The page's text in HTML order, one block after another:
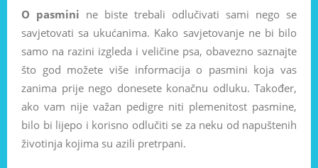
O pasmini ne biste trebali odlučivati sami nego se
savjetovati sa ukućanima. Kako savjetovanje ne bi bilo
samo na razini izgleda i veličine psa, obavezno saznajte
što god možete više informacija o pasmini koja vas
zanima prije nego donesete konačnu odluku. Također,
ako vam nije važan pedigre niti plemenitost pasmine,
bilo bi lijepo i korisno odlučiti se za neku od napuštenih
životinja kojima su azili pretrpani.